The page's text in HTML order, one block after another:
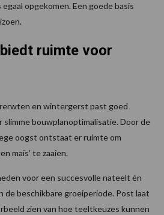
opgekomen. Een goede basis
ruimte voor
en wintergerst past goed
bouwplanoptimalisatie. Door de
oogst ontstaat er ruimte om
maïs’ te zaaien.
voor een succesvolle nateelt én
beschikbare groeiperiode. Post laat
zien van hoe teeltkeuzes kunnen